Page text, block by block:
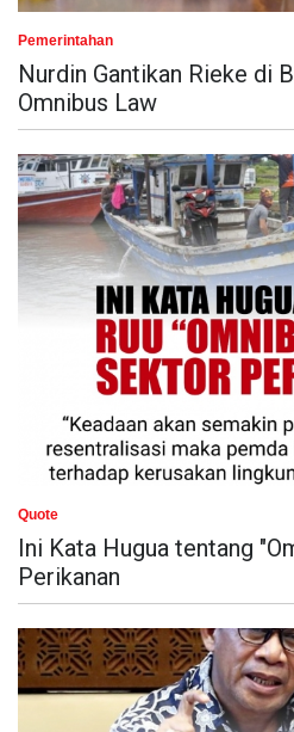
Pemerintahan
Nurdin Gantikan Rieke di
Omnibus Law
Quote
Ini Kata Hugua tentang
Perikanan